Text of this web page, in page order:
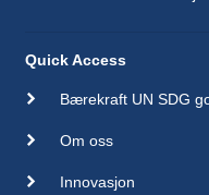
Quick Access
Bærekraft UN SDG
Om oss
Innovasjon